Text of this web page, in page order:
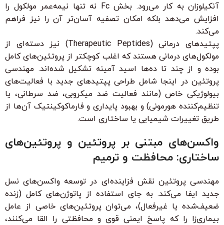
آنکیلوزان به کار می‌رود. بخش Fc نه تنها نیمه‌عمر مولکول را
افزایش می‌دهد بلکه امکان تصفیه آسان‌تر آن را نیز فراهم
می‌کند.
پپتیدهای درمانی (Therapeutic Peptides) نیز دسته‌ای از
مولکول‌های درمانی هستند که اغلب کوچکتر از پروتئین‌های کامل
بوده و از چند تا ده‌ها اسید آمینه تشکیل شده‌اند. مهندسی
پروتئین در اینجا شامل طراحی پپتیدهای جدید با فعالیت‌های
بیولوژیکی خاص (مانند فعالیت ضد میکروبی، ضد سرطانی، یا
تنظیم‌کننده هورمونی) و بهبود پایداری و فارماکوکینتیک آن‌ها از
طریق تغییرات شیمیایی یا ساختاری است.
واکسن‌های مبتنی بر پروتئین و پروتئین‌های
ساختاری: محافظت و ترمیم
مهندسی پروتئین نقش فزاینده‌ای در توسعه واکسن‌های نسل
جدید ایفا می‌کند. به جای استفاده از پاتوژن‌های کامل (زنده
ضعیف‌شده یا غیرفعال)، می‌توان پروتئین‌های خاصی از عامل
بیماری‌زا را که پاسخ ایمنی قوی و محافظتی را القا می‌کنند،